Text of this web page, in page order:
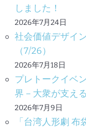
しました！
2026年7月24日
社会価値デザイ
（7/26）
2026年7月18日
プレトークイベ
界－大衆が支え
2026年7月9日
「台湾人形劇